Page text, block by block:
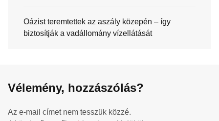
Oázist teremtettek az aszály közepén – így
biztosítják a vadállomány vízellátását
Vélemény, hozzászólás?
Az e-mail címet nem tesszük közzé.